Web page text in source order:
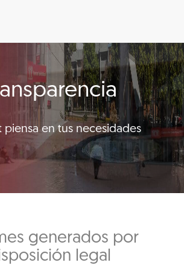
piensa en tus necesidades
generados por
legal